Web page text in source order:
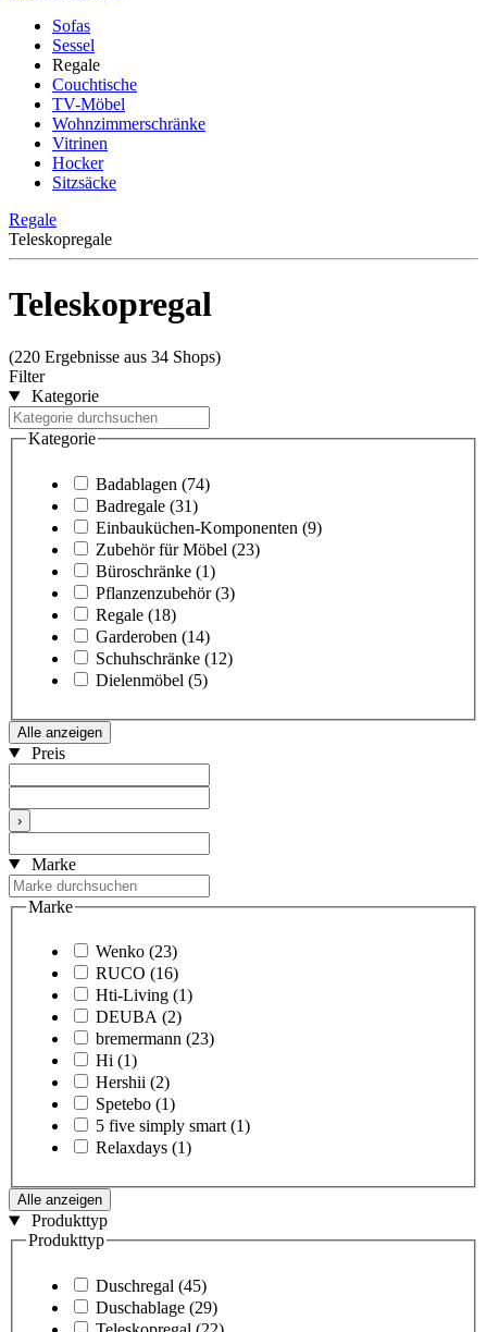
Sofas
Sessel
Regale
Couchtische
TV-Möbel
Wohnzimmerschränke
Vitrinen
Hocker
Sitzsäcke
Regale
Teleskopregale
Teleskopregal
(220 Ergebnisse aus 34 Shops)
Filter
Kategorie
Kategorie
Badablagen (74)
Badregale (31)
Einbauküchen-Komponenten (9)
Zubehör für Möbel (23)
Büroschränke (1)
Pflanzenzubehör (3)
Regale (18)
Garderoben (14)
Schuhschränke (12)
Dielenmöbel (5)
Alle anzeigen
Preis
›
Marke
Marke
Wenko (23)
RUCO (16)
Hti-Living (1)
DEUBA (2)
bremermann (23)
Hi (1)
Hershii (2)
Spetebo (1)
5 five simply smart (1)
Relaxdays (1)
Alle anzeigen
Produkttyp
Produkttyp
Duschregal (45)
Duschablage (29)